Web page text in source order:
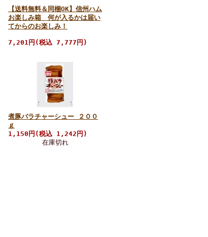
【送料無料＆同梱OK】信州ハム
お楽しみ箱 何が入るかは届い
てからのお楽しみ！
7,201円(税込 7,777円)
煮豚バラチャーシュー ２００
ｇ
1,150円(税込 1,242円)
在庫切れ